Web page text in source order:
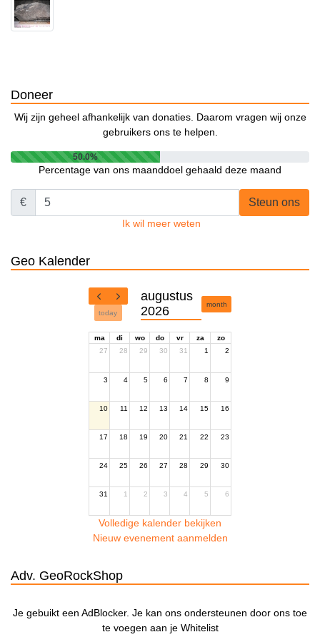
Doneer
Wij zijn geheel afhankelijk van donaties. Daarom vragen wij onze
gebruikers ons te helpen.
50.0%
Percentage van ons maanddoel gehaald deze maand
€ Steun ons
Ik wil meer weten
Geo Kalender
today
augustus
2026
month
ma di wo do vr za
zo
27
28 29 30 31 1 2
3 4 5 6 7 8 9
10 11 12 13 14 15 16
17 18 19 20 21 22 23
24 25 26 27 28 29 30
31 1 2 3 4 5 6
Volledige kalender bekijken
Nieuw evenement aanmelden
Adv. GeoRockShop
Je gebuikt een AdBlocker. Je kan ons ondersteunen door ons toe
te voegen aan je Whitelist